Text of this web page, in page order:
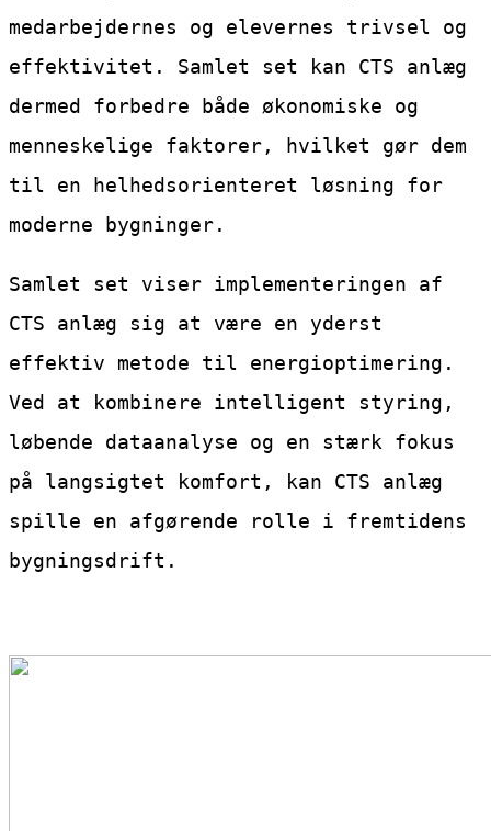
medarbejdernes og elevernes trivsel og
effektivitet. Samlet set kan CTS anlæg
dermed forbedre både økonomiske og
menneskelige faktorer, hvilket gør dem
til en helhedsorienteret løsning for
moderne bygninger.
Samlet set viser implementeringen af
CTS anlæg sig at være en yderst
effektiv metode til energioptimering.
Ved at kombinere intelligent styring,
løbende dataanalyse og en stærk fokus
på langsigtet komfort, kan CTS anlæg
spille en afgørende rolle i fremtidens
bygningsdrift.